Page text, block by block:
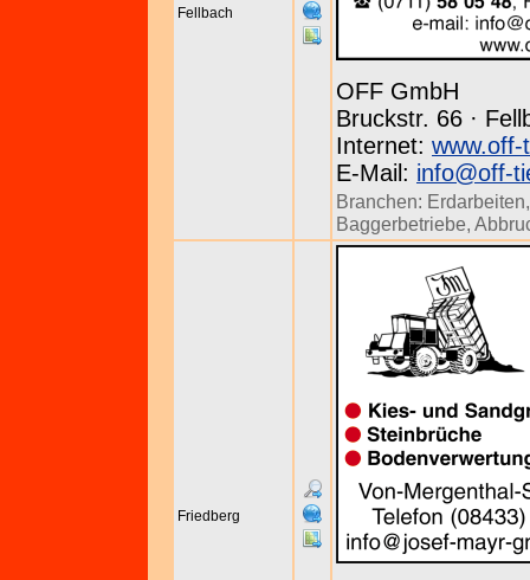
Fellbach
OFF GmbH
Bruckstr. 66 ·
Internet: www.off-
E-Mail: info@off-
Branchen: Erdarbeiten
Baggerbetriebe,
Friedberg